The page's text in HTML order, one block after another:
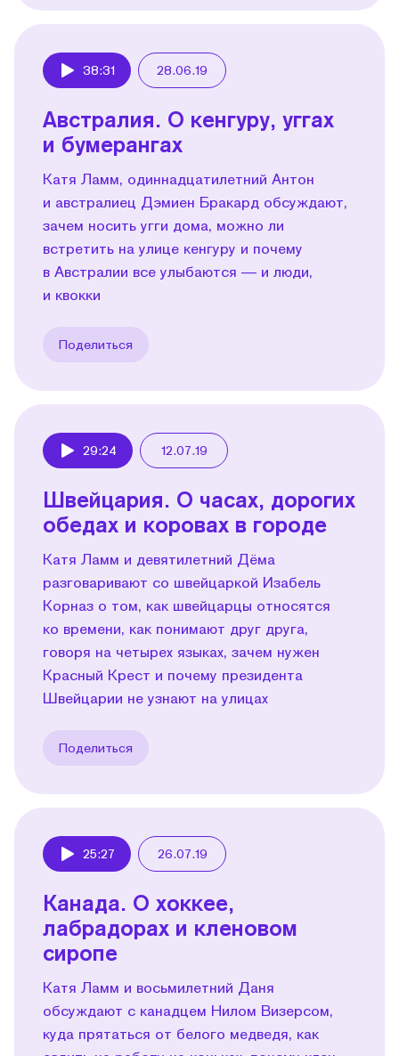
38:31 28.06.19
Австралия. О кенгуру, уггах
и бумерангах
Катя Ламм, одиннадцатилетний Антон
и австралиец Дэмиен Бракард обсуждают,
зачем носить угги дома, можно ли
встретить на улице кенгуру и почему
в Австралии все улыбаются — и люди,
и квокки
Поделиться
29:24 12.07.19
Швейцария. О часах, дорогих
обедах и коровах в городе
Катя Ламм и девятилетний Дёма
разговаривают со швейцаркой Изабель
Корназ о том, как швейцарцы относятся
ко времени, как понимают друг друга,
говоря на четырех языках, зачем нужен
Красный Крест и почему президента
Швейцарии не узнают на улицах
Поделиться
25:27 26.07.19
Канада. О хоккее,
лабрадорах и кленовом
сиропе
Катя Ламм и восьмилетний Даня
обсуждают с канадцем Нилом Визерсом,
куда прятаться от белого медведя, как